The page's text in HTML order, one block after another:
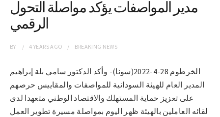
مدير المواصفات يؤكد مواصلة التحول
الرقمي
BY 4 YEARSAGO BREAKING NEWS
الخرطوم 28-4-2022(سونا)- وأكد الدكتور سامي بلة إبراهيم
المدير العام للهيئة السودانية للمواصفات والمقاييس حرصهم
على تعزيز حماية المستهلك والاقتصاد الوطني متعهدا لدى
لقائه العاملين بالهيئة ظهر اليوم بمواصلة مسيرة تطوير العمل